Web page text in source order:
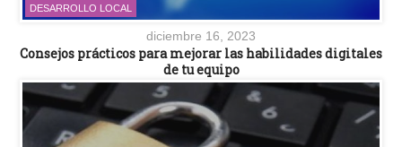
DESARROLLO LOCAL
diciembre 16, 2023
Consejos prácticos para mejorar las habilidades digitales
de tu equipo